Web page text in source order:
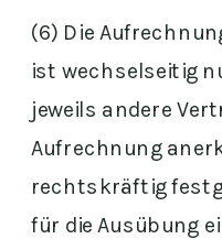
(6) Die
ist wechselseitig
jeweils andere
Aufrechnung
rechtskräftig
für die Ausübung